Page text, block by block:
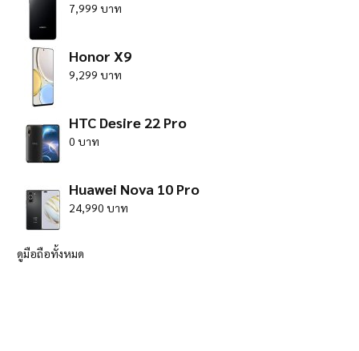
7,999 บาท
Honor X9
9,299 บาท
HTC Desire 22 Pro
0 บาท
Huawei Nova 10 Pro
24,990 บาท
ดูมือถือทั้งหมด